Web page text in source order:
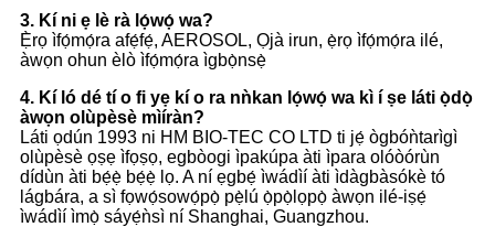
3. Kí ni ẹ lè rà lọ́wọ́ wa?
Ẹ̀rọ ìfọ́mọ́ra afẹ́fẹ́, AEROSOL, Ọjà irun, ẹ̀rọ ìfọ́mọ́ra ilé,
àwọn ohun èlò ìfọ́mọ́ra ìgbọ̀nsẹ̀
4. Kí ló dé tí o fi yẹ kí o ra nǹkan lọ́wọ́ wa kì í ṣe láti ọ̀dọ̀
àwọn olùpèsè mìíràn?
Láti ọdún 1993 ni HM BIO-TEC CO LTD ti jẹ́ ògbóǹtarìgì
olùpèsè ọṣẹ ìfọṣọ, egbòogi ìpakúpa àti ìpara olóòórùn
dídùn àti bẹ́ẹ̀ bẹ́ẹ̀ lọ. A ní ẹgbẹ́ ìwádìí àti ìdàgbàsókè tó
lágbára, a sì fọwọ́sowọ́pọ̀ pẹ̀lú ọ̀pọ̀lọpọ̀ àwọn ilé-iṣẹ́
ìwádìí ìmọ̀ sáyẹ́ǹsì ní Shanghai, Guangzhou.